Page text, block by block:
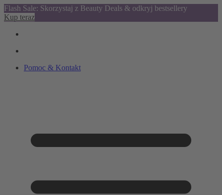
Flash Sale: Skorzystaj z Beauty Deals & odkryj bestsellery
Kup teraz
Pomoc & Kontakt